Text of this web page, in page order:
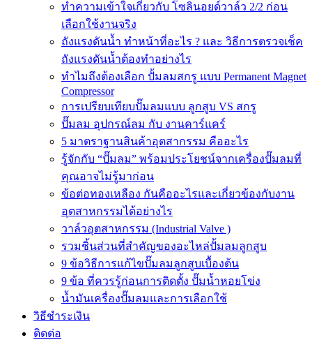
ทำความเข้าใจเกี่ยวกับ โซลินอยด์วาล์ว 2/2 ก่อน
เลือกใช้งานจริง
ถังแรงดันน้ำ ทำหน้าที่อะไร ? และ วิธีการตรวจเช็ค
ถังแรงดันน้ำต้องทำอย่างไร
ทำไมถึงต้องเลือก ปั้มลมสกรู แบบ Permanent Magnet
Compressor
การเปรียบเทียบปั๊มลมแบบ ลูกสูบ VS สกรู
ปั๊มลม อุปกรณ์ลม กับ งานคาร์แคร์
5 มาตราฐานสินค้าอุตสากรรม คืออะไร
รู้จักกับ “ปั๊มลม” พร้อมประโยชน์จากเครื่องปั๊มลมที่
คุณอาจไม่รู้มาก่อน
ข้อต่อทองเหลือง กันคืออะไรและเกี่ยวข้องกับงาน
อุตสาหกรรมได้อย่างไร
วาล์วอุตสาหกรรม (Industrial Valve )
รวมชิ้นส่วนที่สำคัญของอะไหล่ปั้มลมลูกสูบ
9 ข้อวิธีการแก้ไขปั๊มลมลูกสูบเบื้องต้น
9 ข้อ ที่ควรรู้ก่อนการติดตั้ง ปั๊มน้ำหอยโข่ง
น้ำมันเครื่องปั๊มลมและการเลือกใช้
วิธีชำระเงิน
ติดต่อ